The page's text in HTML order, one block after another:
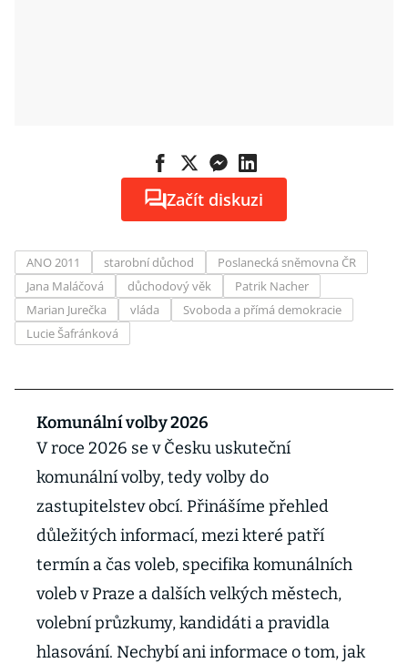
Začít diskuzi
ANO 2011 starobní důchod
Poslanecká sněmovna ČR
Jana Maláčová
důchodový věk
Patrik Nacher
Marian Jurečka
vláda
Svoboda a přímá demokracie
Lucie Šafránková
Komunální volby 2026
V roce 2026 se v Česku uskuteční
komunální volby, tedy volby do
zastupitelstev obcí. Přinášíme přehled
důležitých informací, mezi které patří
termín a čas voleb, specifika komunálních
voleb v Praze a dalších velkých městech,
volební průzkumy, kandidáti a pravidla
hlasování. Nechybí ani informace o tom, jak